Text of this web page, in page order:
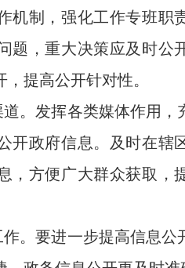
机制，强化工作专班职
题，重大决策应及时公
提高公开针对性。
发挥各类媒体作用，
开政府信息。及时在辖
，方便广大群众获取，
要进一步提高信息公